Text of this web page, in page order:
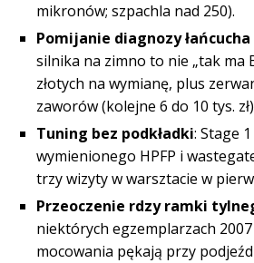
mikronów; szpachla nad 250).
Pomijanie diagnozy łańcucha
silnika na zimno to nie „tak ma
złotych na wymianę, plus
zaworów (kolejne 6 do 10 tys.
Tuning bez podkładki: Stage
wymienionego HPFP i
trzy wizyty w warsztacie w
Przeoczenie rdzy ramki
niektórych egzemplarzach
mocowania pękają przy